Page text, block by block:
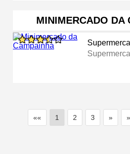
MINIMERCADO DA
«« 1 2 3 »